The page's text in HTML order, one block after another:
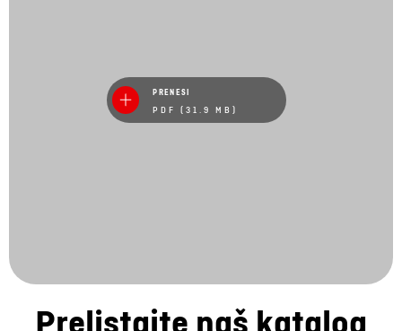
PRENESI
PDF (31.9 MB)